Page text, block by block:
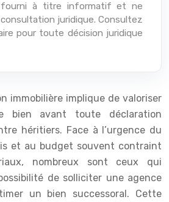
à titre informatif et ne
juridique. Consultez
pour toute décision juridique
immobilière implique de valoriser
bien avant toute déclaration
héritiers. Face à l’urgence du
et au budget souvent contraint
nombreux sont ceux qui
de solliciter une agence
un bien successoral. Cette